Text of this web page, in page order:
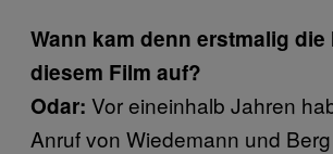
Wann kam denn erstmalig die
diesem Film auf?
Odar: Vor eineinhalb Jahren
Anruf von Wiedemann und